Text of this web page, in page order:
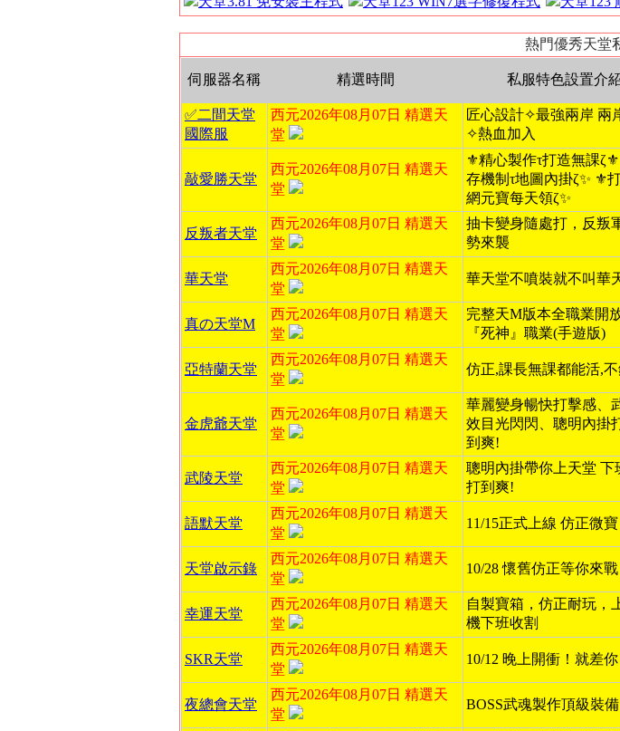
熱門優秀天堂
伺服器名稱 精選時間 私服特色設置介
✅二間天堂
國際服
西元2026年08月07日 精選天
堂
匠心設計✧最強兩岸 兩
✧熱血加入
敲愛勝天堂
西元2026年08月07日 精選天
堂
⚜️精心製作τ打造無課
存機制τ地圖內掛ζ✨ ⚜️
網元寶每天領ζ✨
反叛者天堂
西元2026年08月07日 精選天
堂
抽卡變身隨處打，反叛
勢來襲
華天堂
西元2026年08月07日 精選天
堂
華天堂不噴裝就不叫華
真の天堂M
西元2026年08月07日 精選天
堂
完整天M版本全職業開
『死神』職業(手遊版)
亞特蘭天堂
西元2026年08月07日 精選天
堂
仿正,課長無課都能活,
金虎爺天堂
西元2026年08月07日 精選天
堂
華麗變身暢快打擊感、
效目光閃閃、聰明內掛
到爽!
武陵天堂
西元2026年08月07日 精選天
堂
聰明內掛帶你上天堂 下
打到爽!
語默天堂
西元2026年08月07日 精選天
堂
11/15正式上線 仿正微寶
天堂啟示錄
西元2026年08月07日 精選天
堂
10/28 懷舊仿正等你來戰
幸運天堂
西元2026年08月07日 精選天
堂
自製寶箱，仿正耐玩，
機下班收割
SKR天堂
西元2026年08月07日 精選天
堂
10/12 晚上開衝！就差你
夜總會天堂
西元2026年08月07日 精選天
堂
BOSS武魂製作頂級裝備